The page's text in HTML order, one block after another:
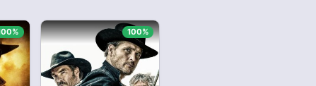
100%